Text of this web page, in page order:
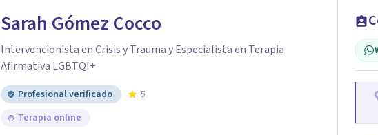
Sarah Gómez Cocco
Intervencionista en Crisis y Trauma y Especialista en Terapia
Afirmativa LGBTQI+
Profesional verificado
5
Terapia online